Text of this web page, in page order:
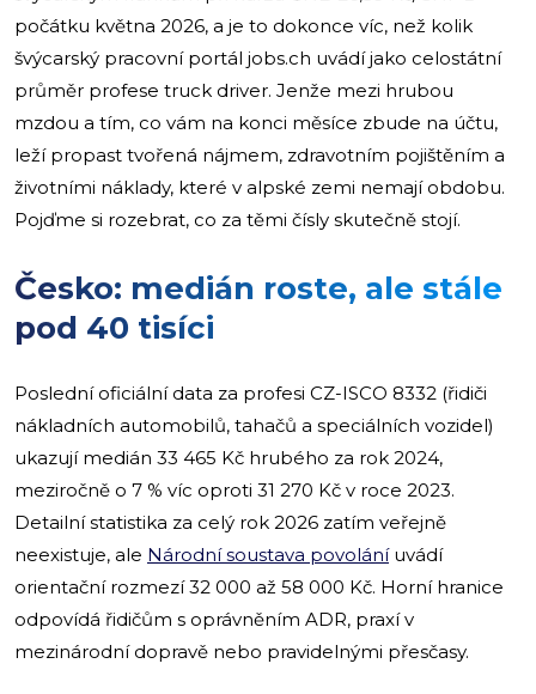
počátku května 2026, a je to dokonce víc, než kolik
švýcarský pracovní portál jobs.ch uvádí jako celostátní
průměr profese truck driver. Jenže mezi hrubou
mzdou a tím, co vám na konci měsíce zbude na účtu,
leží propast tvořená nájmem, zdravotním pojištěním a
životními náklady, které v alpské zemi nemají obdobu.
Pojďme si rozebrat, co za těmi čísly skutečně stojí.
Česko: medián roste, ale stále
pod 40 tisíci
Poslední oficiální data za profesi CZ-ISCO 8332 (řidiči
nákladních automobilů, tahačů a speciálních vozidel)
ukazují medián 33 465 Kč hrubého za rok 2024,
meziročně o 7 % víc oproti 31 270 Kč v roce 2023.
Detailní statistika za celý rok 2026 zatím veřejně
neexistuje, ale Národní soustava povoláníuvádí
orientační rozmezí 32 000 až 58 000 Kč. Horní hranice
odpovídá řidičům s oprávněním ADR, praxí v
mezinárodní dopravě nebo pravidelnými přesčasy.